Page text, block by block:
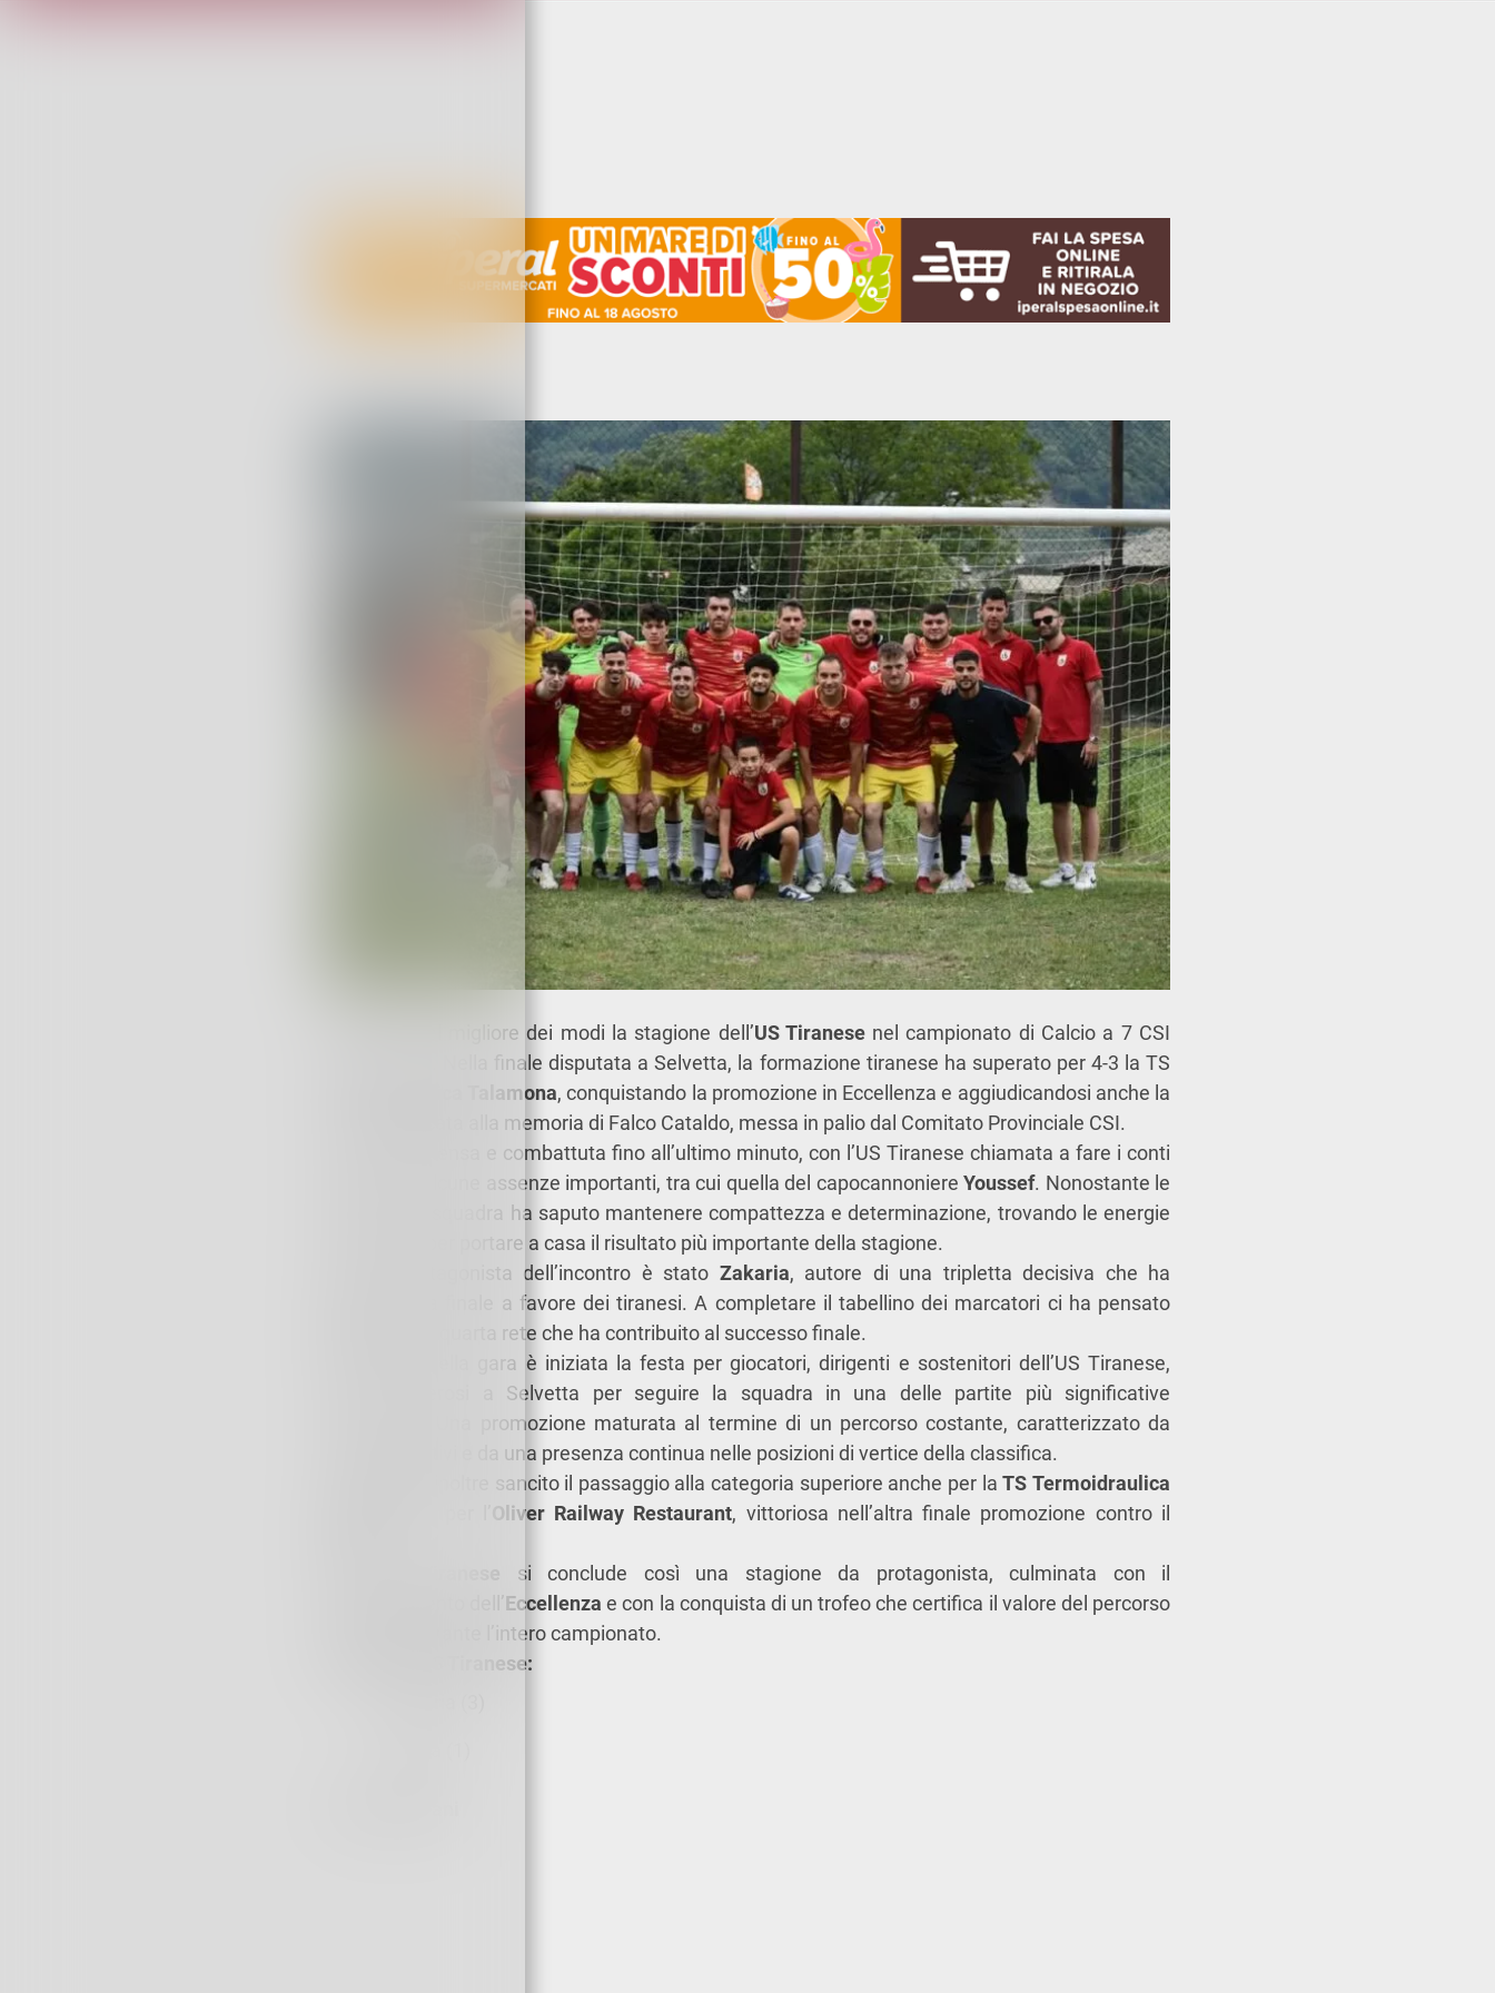
Si chiude nel migliore dei modi la stagione dell’US Tiranesenel campionato di Calcio a 7 CSI
Promozione. Nella finale disputata a Selvetta, la formazione tiranese ha superato per 4-3 la TS
Talamona, conquistando la promozione in Eccellenza e aggiudicandosi anche la
Coppa dedicata alla memoria di Falco Cataldo, messa in palio dal Comitato Provinciale CSI.
Una sfida intensa e combattuta fino all’ultimo minuto, con l’US Tiranese chiamata a fare i conti
anche con alcune assenze importanti, tra cui quella del capocannoniere Youssef. Nonostante le
difficoltà, la squadra ha saputo mantenere compattezza e determinazione, trovando le energie
necessarie per portare a casa il risultato più importante della stagione.
Grande protagonista dell’incontro è stato Zakaria, autore di una tripletta decisiva che ha
indirizzato la finale a favore dei tiranesi. A completare il tabellino dei marcatori ci ha pensato
con la quarta rete che ha contribuito al successo finale.
Al termine della gara è iniziata la festa per giocatori, dirigenti e sostenitori dell’US Tiranese,
giunti numerosi a Selvetta per seguire la squadra in una delle partite più significative
dell’annata. Una promozione maturata al termine di un percorso costante, caratterizzato da
risultati positivi e da una presenza continua nelle posizioni di vertice della classifica.
La finale ha inoltre sancito il passaggio alla categoria superiore anche per laTS Termoidraulica
Oliver Railway Restaurant, vittoriosa nell’altra finale promozione contro il
si conclude così una stagione da protagonista, culminata con il
Eccellenza e con la conquista di un trofeo che certifica il valore del percorso
compiuto durante l’intero campionato.
Marcatori US Tiranese: